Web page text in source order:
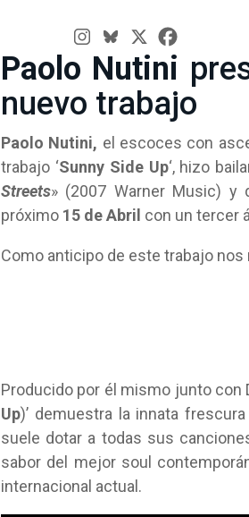
Paolo Nutini
nuevo trabajo
Paolo Nutini, el escoces con
trabajo ‘Sunny Side Up‘, hizo
Streets» (2007 Warner Music) y
próximo 15 de Abril con un tercer
Como anticipo de este trabajo nos
Producido por él mismo junto con
Up)’ demuestra la innata
suele dotar a todas sus
sabor del mejor soul
internacional actual.